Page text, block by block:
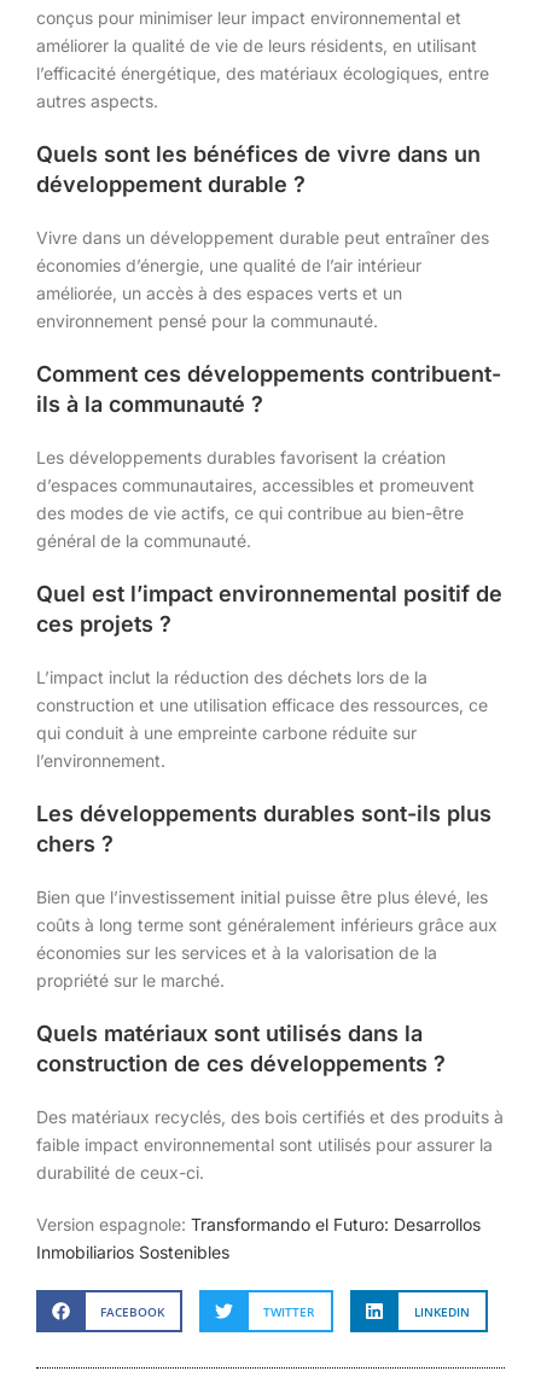
conçus pour minimiser leur impact environnemental et
améliorer la qualité de vie de leurs résidents, en utilisant
l’efficacité énergétique, des matériaux écologiques, entre
autres aspects.
Quels sont les bénéfices de vivre dans un
développement durable ?
Vivre dans un développement durable peut entraîner des
économies d’énergie, une qualité de l’air intérieur
améliorée, un accès à des espaces verts et un
environnement pensé pour la communauté.
Comment ces développements contribuent-
ils à la communauté ?
Les développements durables favorisent la création
d’espaces communautaires, accessibles et promeuvent
des modes de vie actifs, ce qui contribue au bien-être
général de la communauté.
Quel est l’impact environnemental positif de
ces projets ?
L’impact inclut la réduction des déchets lors de la
construction et une utilisation efficace des ressources, ce
qui conduit à une empreinte carbone réduite sur
l’environnement.
Les développements durables sont-ils plus
chers ?
Bien que l’investissement initial puisse être plus élevé, les
coûts à long terme sont généralement inférieurs grâce aux
économies sur les services et à la valorisation de la
propriété sur le marché.
Quels matériaux sont utilisés dans la
construction de ces développements ?
Des matériaux recyclés, des bois certifiés et des produits à
faible impact environnemental sont utilisés pour assurer la
durabilité de ceux-ci.
Version espagnole: Transformando el Futuro: Desarrollos
Inmobiliarios Sostenibles
FACEBOOK TWITTER LINKEDIN